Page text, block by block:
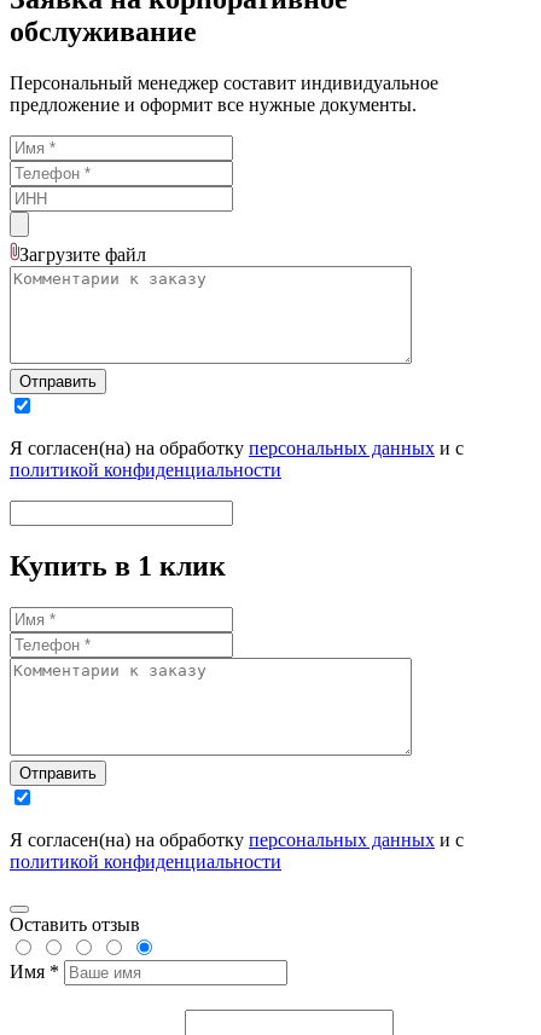
обслуживание
Персональный менеджер составит индивидуальное
предложение и оформит все нужные документы.
Загрузите файл
Отправить
Я согласен(на) на обработку персональных данных и с
политикой конфиденциальности
Купить в 1 клик
Отправить
Я согласен(на) на обработку персональных данных и с
политикой конфиденциальности
Оставить отзыв
Имя *